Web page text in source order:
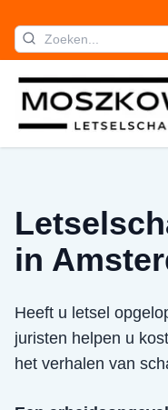
in
Heeft u letsel
juristen helpen u
het verhalen van